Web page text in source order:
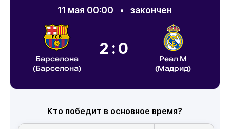
11 мая 00:00 •закончен
Барселона
(Барселона)
2:0
Реал М
(Мадрид)
Кто победит в основное время?